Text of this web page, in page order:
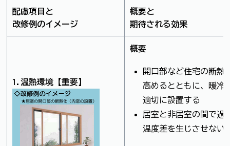
配慮項目と
改修例のイメージ
概要と
期待される効果
1.温熱環境【重要】
概要
開口部など住宅の断熱
高めるとともに、暖冷
適切に設置する
居室と非居室の間で過
温度差を生じさせない